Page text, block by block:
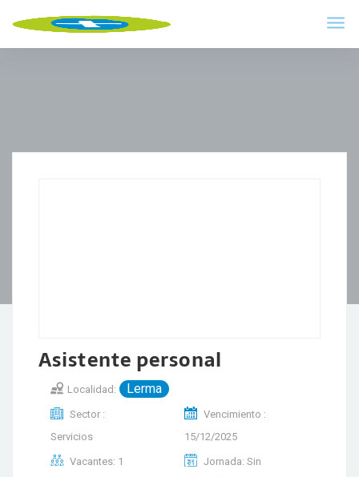
Asistente personal
Localidad: Lerma
Sector :
Servicios
Vencimiento :
15/12/2025
Vacantes: 1
Jornada: Sin